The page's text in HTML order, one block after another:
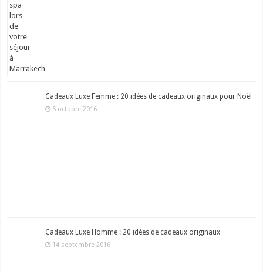
Cadeaux Luxe Femme : 20 idées de cadeaux originaux pour Noël
5 octobre 2016
Cadeaux Luxe Homme : 20 idées de cadeaux originaux
14 septembre 2016